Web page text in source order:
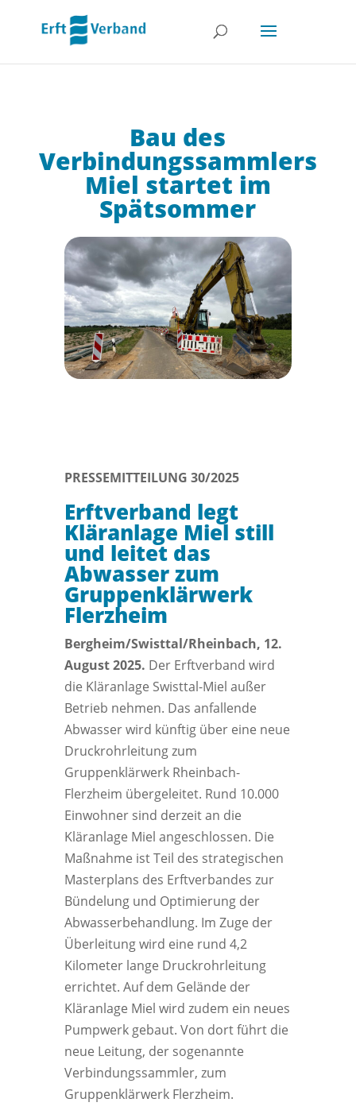
Bau des
Verbindungssammlers
Miel startet im
Spätsommer
PRESSEMITTEILUNG 30/2025
Erftverband legt
Kläranlage Miel still
und leitet das
Abwasser zum
Gruppenklärwerk
Flerzheim
Bergheim/Swisttal/Rheinbach, 12.
August 2025. Der Erftverband wird
die Kläranlage Swisttal-Miel außer
Betrieb nehmen. Das anfallende
Abwasser wird künftig über eine neue
Druckrohrleitung zum
Gruppenklärwerk Rheinbach-
Flerzheim übergeleitet. Rund 10.000
Einwohner sind derzeit an die
Kläranlage Miel angeschlossen. Die
Maßnahme ist Teil des strategischen
Masterplans des Erftverbandes zur
Bündelung und Optimierung der
Abwasserbehandlung. Im Zuge der
Überleitung wird eine rund 4,2
Kilometer lange Druckrohrleitung
errichtet. Auf dem Gelände der
Kläranlage Miel wird zudem ein neues
Pumpwerk gebaut. Von dort führt die
neue Leitung, der sogenannte
Verbindungssammler, zum
Gruppenklärwerk Flerzheim.